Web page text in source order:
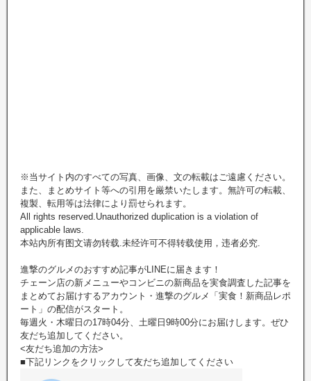
※当サイト内のすべての写真、画像、文の転載はご遠慮ください。
また、まとめサイト等への引用を厳禁いたします。無許可の転載、
複製、転用等は法律により罰せられます。
All rights reserved.Unauthorized duplication is a violation of
applicable laws.
本站內所有图文请勿转载.未经许可不得转载使用，违者必究.
進撃のグルメのおすすめ記事がLINEに届きます！
チェーン店の新メニューやコンビニの新商品を実食調査した記事を
まとめてお届けするアカウント・進撃のグルメ「実食！新商品レポ
ート」の配信がスタート。
毎週火・木曜日の17時04分、土曜日9時00分にお届けします。ぜひ
友だち追加してください。
<友だち追加の方法>
■下記リンクをクリックして友だち追加してください